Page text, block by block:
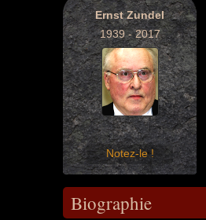
Ernst Zundel
1939 - 2017
Notez-le !
Biographie